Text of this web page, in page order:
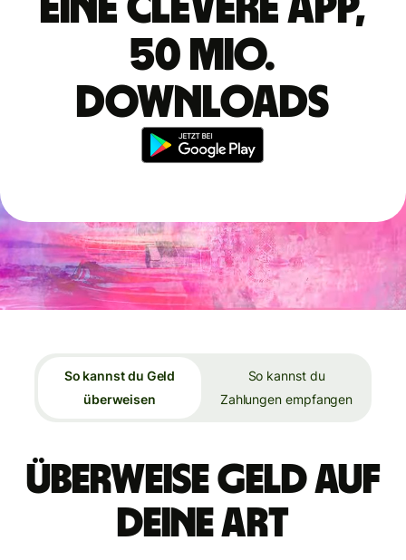
50 Mio.
Downloads
So kannst du Geld
überweisen
So kannst du
Zahlungen empfangen
Überweise Geld auf
deine Art